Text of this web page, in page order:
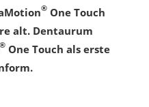
® One Touch
alt. Dentaurum
® One Touch als erste